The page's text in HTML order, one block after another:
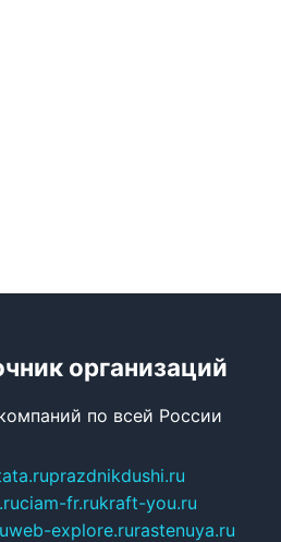
организаций
по всей России
prazdnikdushi.ru
ciam-fr.rukraft-you.ru
web-explore.rurastenuya.ru